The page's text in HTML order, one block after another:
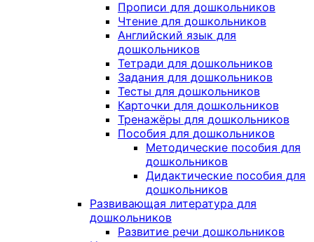
Прописи для дошкольников
Чтение для дошкольников
Английский язык для
дошкольников
Тетради для дошкольников
Задания для дошкольников
Тесты для дошкольников
Карточки для дошкольников
Тренажёры для дошкольников
Пособия для дошкольников
Методические пособия для
дошкольников
Дидактические пособия для
дошкольников
Развивающая литература для
дошкольников
Развитие речи дошкольников